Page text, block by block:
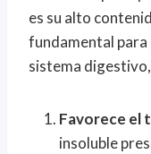
es su alto
fundamental para
sistema
Favorece el
insoluble